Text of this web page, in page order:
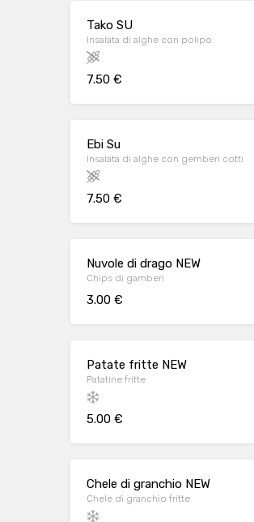
Tako SU
Insalata di alghe con polipo
7.50 €
Ebi Su
Insalata di alghe con gemberi cotti
7.50 €
Nuvole di drago NEW
Chips di gamberi
3.00 €
Patate fritte NEW
Patatine fritte
5.00 €
Chele di granchio NEW
Chele di granchio fritte